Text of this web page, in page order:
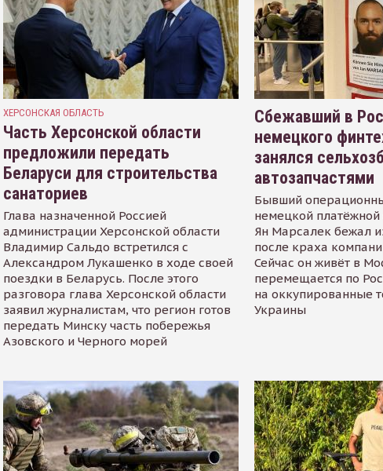
ХЕРСОНСКАЯ ОБЛАСТЬ
Часть Херсонской области
предложили передать
Беларуси для строительства
санаториев
Глава назначенной Россией
администрации Херсонской области
Владимир Сальдо встретился с
Александром Лукашенко в ходе своей
поездки в Беларусь. После этого
разговора глава Херсонской области
заявил журналистам, что регион готов
передать Минску часть побережья
Азовского и Черного морей
Сбежавший в
немецкого
занялся
автозапчастями
Бывший
немецкой
Ян Марсалек бежал
после краха
Сейчас он живёт в
перемещается по
на оккупированные
Украины